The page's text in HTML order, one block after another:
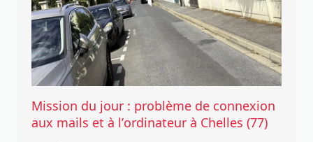
Mission du jour : problème de connexion
aux mails et à l’ordinateur à Chelles (77)